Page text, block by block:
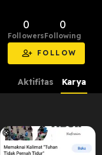
0
Followers
0
Following
FOLLOW
Aktifitas Karya